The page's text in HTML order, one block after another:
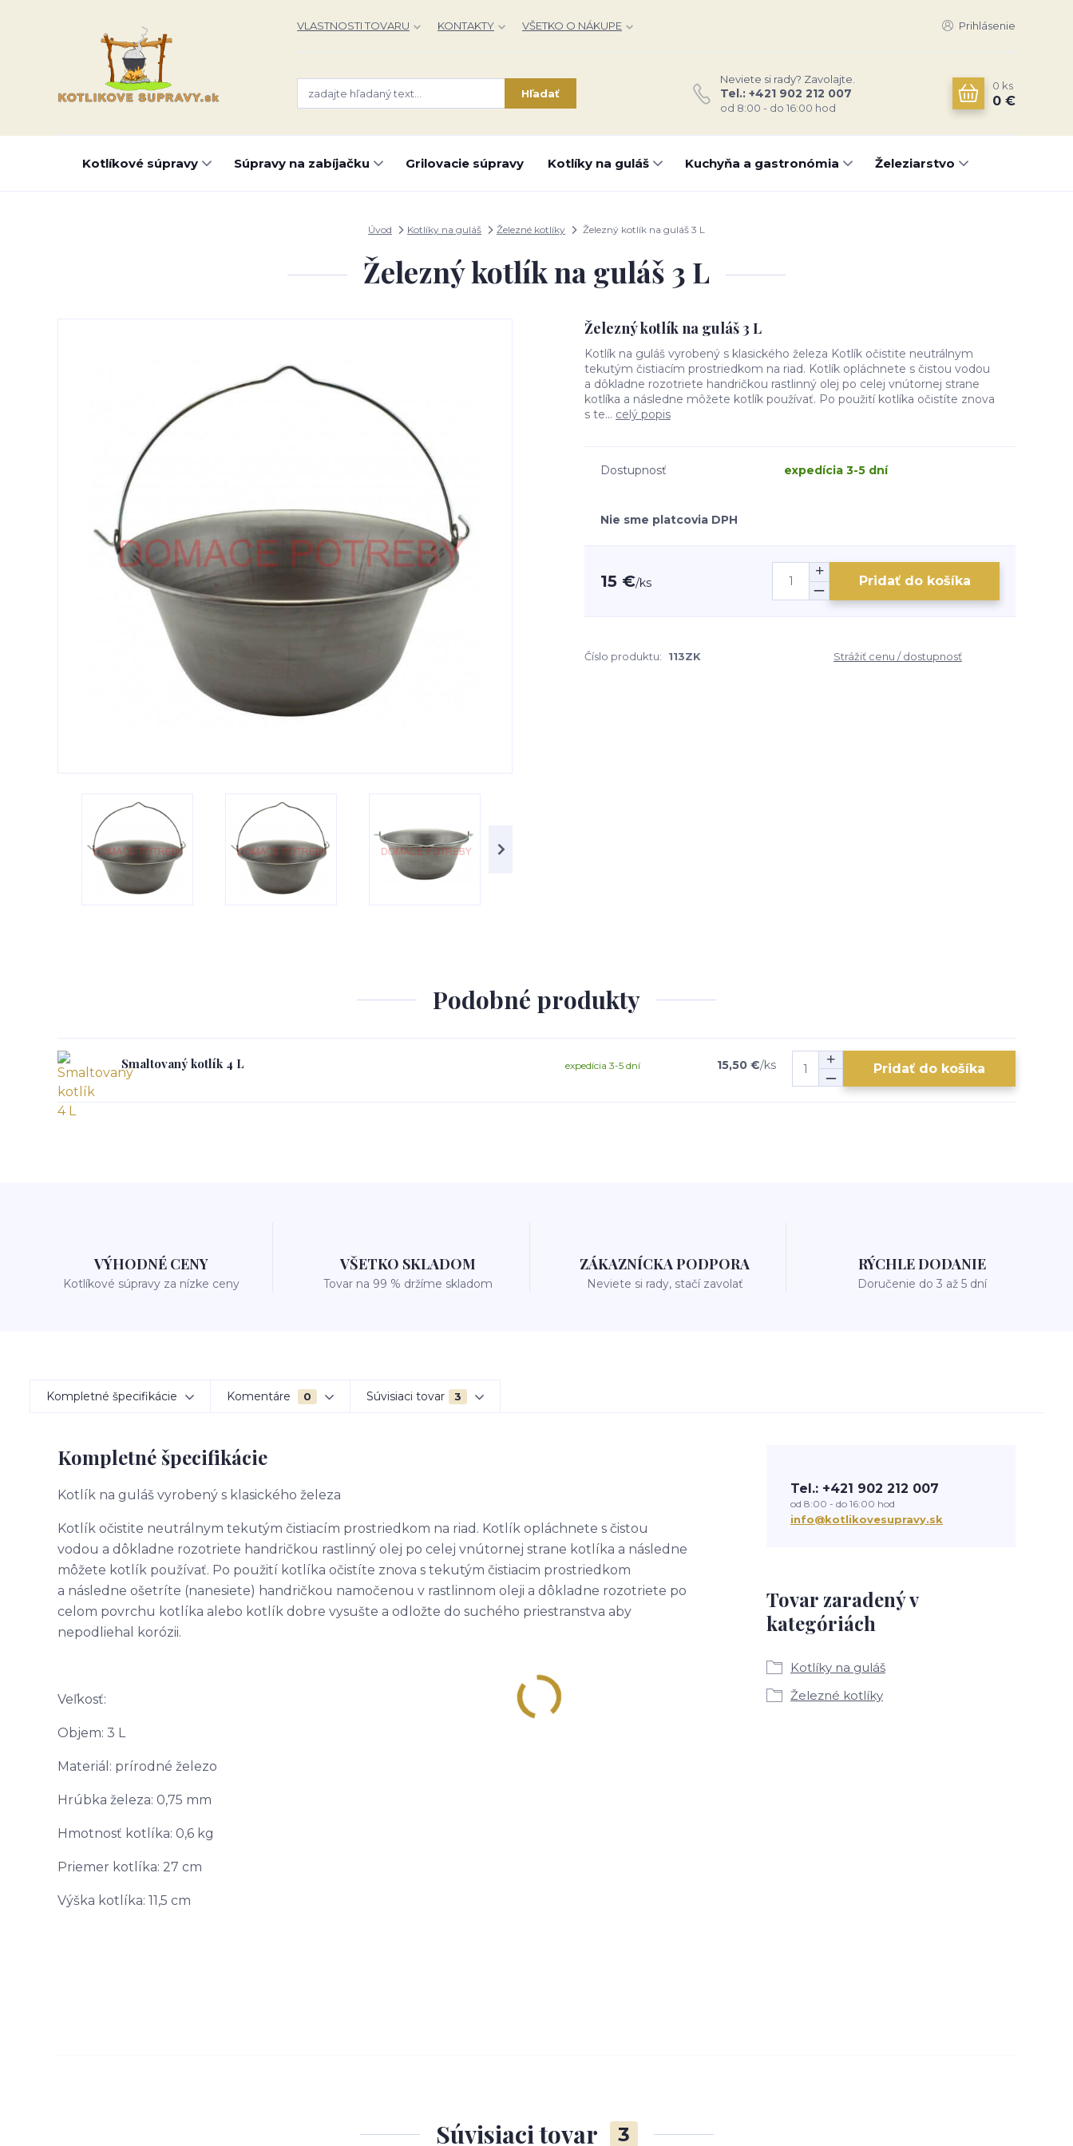
VLASTNOSTI TOVARU KONTAKTY VŠETKO O NÁKUPE Prihlásenie
Hľadať
Neviete si rady? Zavolajte.
Tel.: +421 902 212 007
od 8:00 - do 16:00 hod
0 ks
0 €
Kotlíkové súpravy Súpravy na zabíjačku Grilovacie súpravy Kotlíky na guláš Kuchyňa a gastronómia Železiarstvo
Úvod Kotlíky na guláš Železné kotlíky Železný kotlík na guláš 3 L
Železný kotlík na guláš 3 L
Železný kotlík na guláš 3 L
Kotlík na guláš vyrobený s klasického železa Kotlík očistite neutrálnym
tekutým čistiacím prostriedkom na riad. Kotlík opláchnete s čistou vodou
a dôkladne rozotriete handričkou rastlinný olej po celej vnútornej strane
kotlíka a následne môžete kotlík používať. Po použití kotlíka očistíte znova
s te... celý popis
Dostupnosť expedícia 3-5 dní
Nie sme platcovia DPH
15 €/ks Pridať do košíka
Číslo produktu: 113ZK Strážiť cenu / dostupnosť
Podobné produkty
Smaltovaný kotlík 4 L 15,50 €/ks
expedícia 3-5 dní Pridať do košíka
VÝHODNÉ CENY
Kotlíkové súpravy za nízke ceny
VŠETKO SKLADOM
Tovar na 99 % držíme skladom
ZÁKAZNÍCKA PODPORA
Neviete si rady, stačí zavolať
RÝCHLE DODANIE
Doručenie do 3 až 5 dní
Kompletné špecifikácie Komentáre 0 Súvisiaci tovar 3
Kompletné špecifikácie
Kotlík na guláš vyrobený s klasického železa
Kotlík očistite neutrálnym tekutým čistiacím prostriedkom na riad. Kotlík opláchnete s čistou
vodou a dôkladne rozotriete handričkou rastlinný olej po celej vnútornej strane kotlíka a následne
môžete kotlík používať. Po použití kotlíka očistíte znova s tekutým čistiacim prostriedkom
a následne ošetríte (nanesiete) handričkou namočenou v rastlinnom oleji a dôkladne rozotriete po
celom povrchu kotlíka alebo kotlík dobre vysušte a odložte do suchého priestranstva aby
nepodliehal korózii.
Veľkosť:
Objem: 3 L
Materiál: prírodné železo
Hrúbka železa: 0,75 mm
Hmotnosť kotlíka: 0,6 kg
Priemer kotlíka: 27 cm
Výška kotlíka: 11,5 cm
Tovar zaradený v
kategóriách
Kotlíky na guláš
Železné kotlíky
Tel.: +421 902 212 007
od 8:00 - do 16:00 hod
info@kotlikovesupravy.sk
Súvisiaci tovar 3